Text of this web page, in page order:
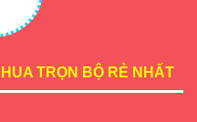
TRỌN BỘ RẺ NHẤT